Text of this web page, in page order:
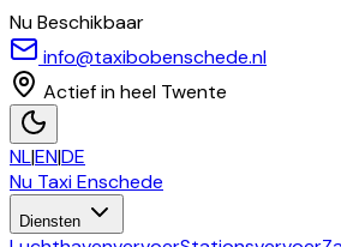
Nu Beschikbaar
info@taxibobenschede.nl
Actief in heel Twente
NL|EN|DE
Nu TaxiEnschede
Diensten